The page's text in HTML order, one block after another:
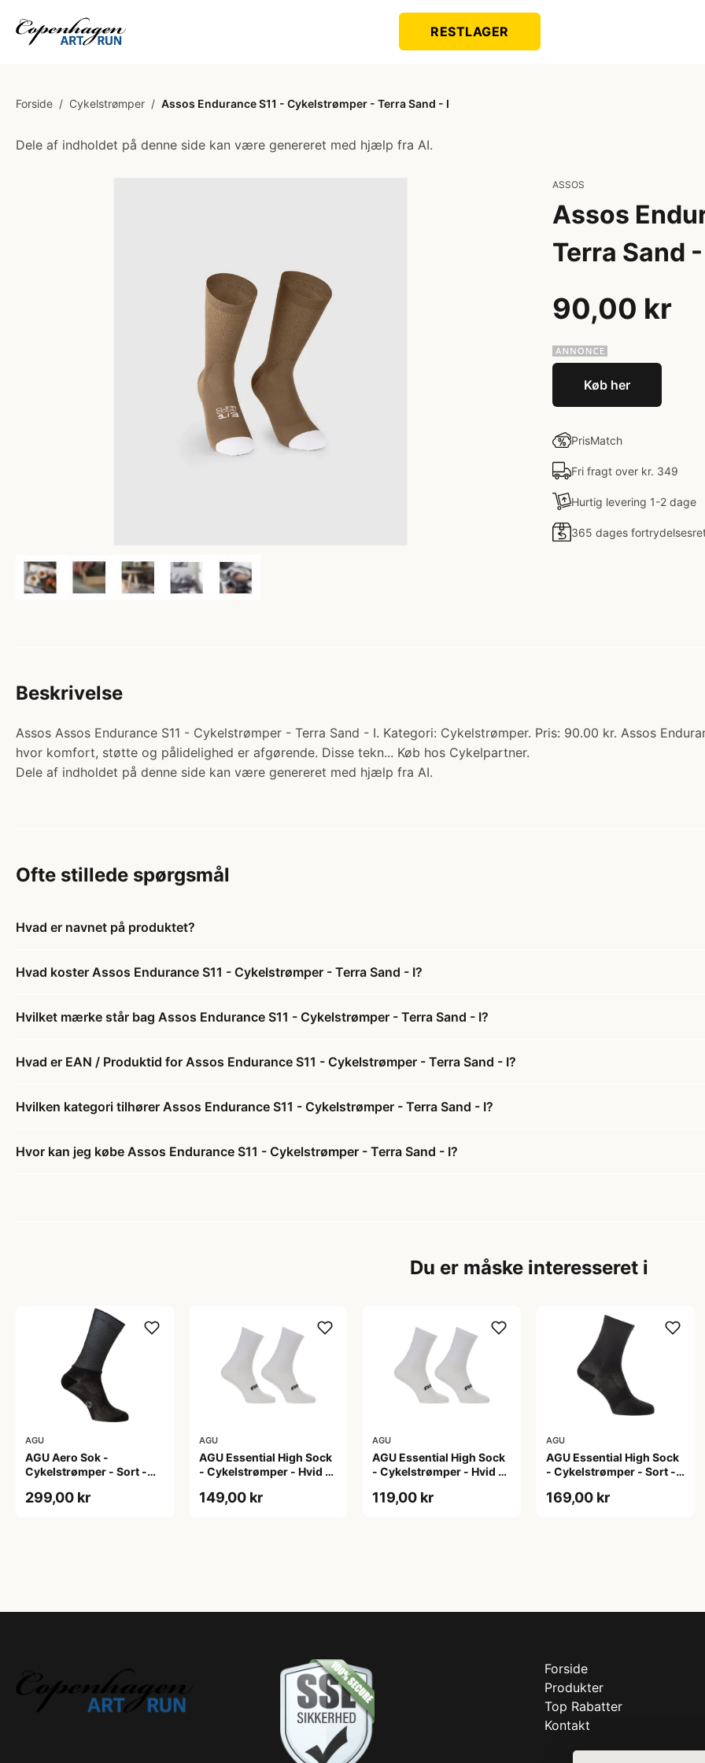
RESTLAGER
Forside / Cykelstrømper / Assos Endurance S11 - Cykelstrømper - Terra Sand - I
Dele af indholdet på denne side kan være genereret med hjælp fra AI.
ASSOS
Assos
Terra Sand
90,00 kr
Køb her
PrisMatch
Fri fragt over kr. 349
Hurtig levering 1-2 dage
365 dages
Beskrivelse
Assos Assos Endurance S11 - Cykelstrømper - Terra Sand - I. Kategori: Cykelstrømper. Pris: 90.00 kr. Assos
hvor komfort, støtte og pålidelighed er afgørende. Disse tekn... Køb hos Cykelpartner.
Dele af indholdet på denne side kan være genereret med hjælp fra AI.
Ofte stillede spørgsmål
Hvad er navnet på produktet?
Hvad koster Assos Endurance S11 - Cykelstrømper - Terra Sand - I?
Hvilket mærke står bag Assos Endurance S11 - Cykelstrømper - Terra Sand - I?
Hvad er EAN / Produktid for Assos Endurance S11 - Cykelstrømper - Terra Sand - I?
Hvilken kategori tilhører Assos Endurance S11 - Cykelstrømper - Terra Sand - I?
Hvor kan jeg købe Assos Endurance S11 - Cykelstrømper - Terra Sand - I?
Du er måske interesseret i
AGU
AGU Aero Sok -
Cykelstrømper - Sort -
299,00 kr
AGU
AGU Essential High Sock
- Cykelstrømper - Hvid -
149,00 kr
AGU
AGU Essential High Sock
- Cykelstrømper - Hvid -
119,00 kr
AGU
AGU Essential High Sock
- Cykelstrømper - Sort -
169,00 kr
Forside
Produkter
Top Rabatter
Kontakt